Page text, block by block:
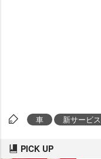
車 新サービス
PICK UP